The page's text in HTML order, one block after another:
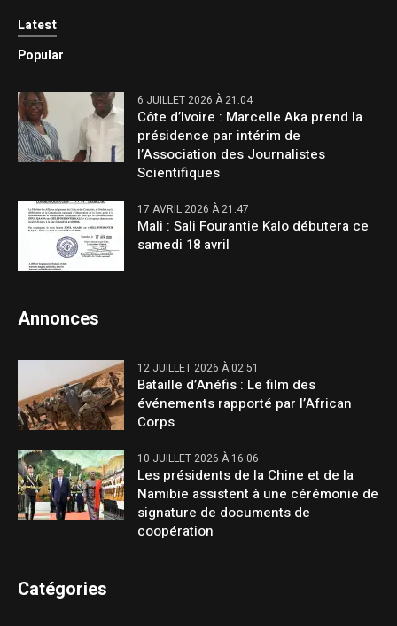
Latest
Popular
6 JUILLET 2026 À 21:04
Côte d’Ivoire : Marcelle Aka prend la
présidence par intérim de
l’Association des Journalistes
Scientifiques
17 AVRIL 2026 À 21:47
Mali : Sali Fourantie Kalo débutera ce
samedi 18 avril
Annonces
12 JUILLET 2026 À 02:51
Bataille d’Anéfis : Le film des
événements rapporté par l’African
Corps
10 JUILLET 2026 À 16:06
Les présidents de la Chine et de la
Namibie assistent à une cérémonie de
signature de documents de
coopération
Catégories